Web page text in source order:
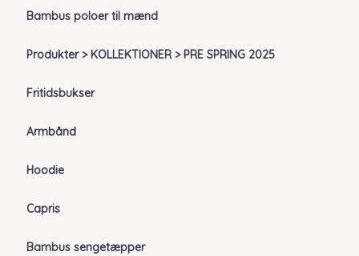
Bambus poloer til mænd
Produkter > KOLLEKTIONER > PRE SPRING 2025
Fritidsbukser
Armbånd
Hoodie
Capris
Bambus sengetæpper